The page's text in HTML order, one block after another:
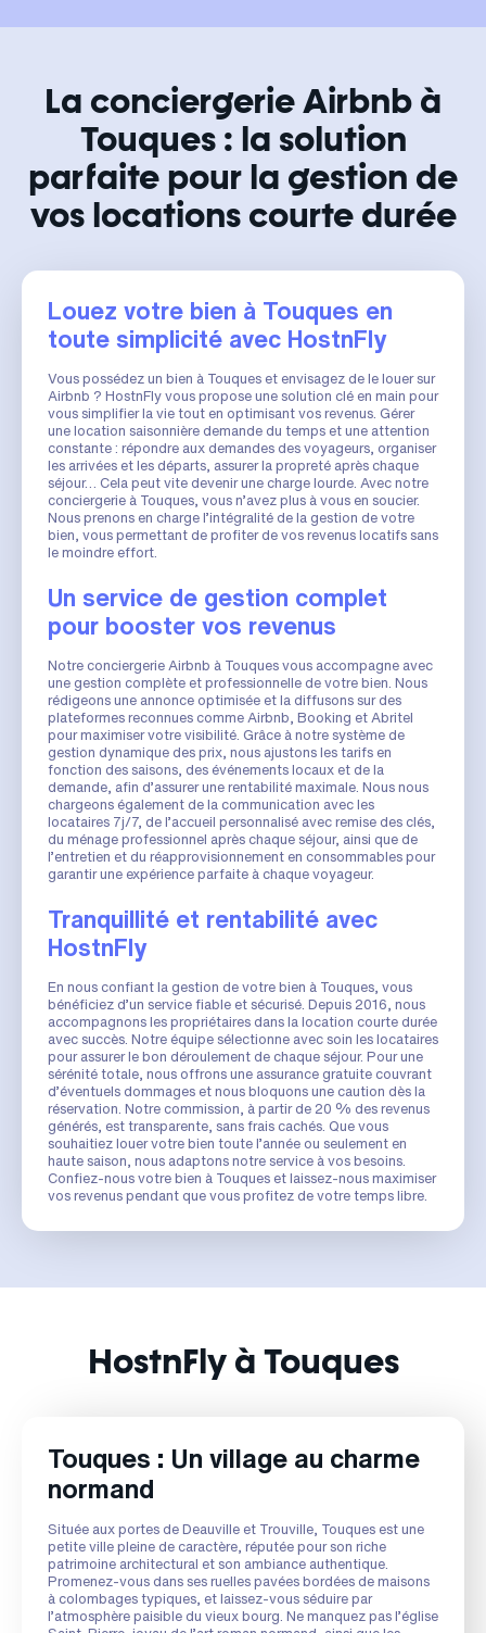
La conciergerie Airbnb à
Touques : la solution
parfaite pour la gestion de
vos locations courte durée
Louez votre bien à Touques en
toute simplicité avec HostnFly
Vous possédez un bien à Touques et envisagez de le louer sur
Airbnb ? HostnFly vous propose une solution clé en main pour
vous simplifier la vie tout en optimisant vos revenus. Gérer
une location saisonnière demande du temps et une attention
constante : répondre aux demandes des voyageurs, organiser
les arrivées et les départs, assurer la propreté après chaque
séjour… Cela peut vite devenir une charge lourde. Avec notre
conciergerie à Touques, vous n’avez plus à vous en soucier.
Nous prenons en charge l’intégralité de la gestion de votre
bien, vous permettant de profiter de vos revenus locatifs sans
le moindre effort.
Un service de gestion complet
pour booster vos revenus
Notre conciergerie Airbnb à Touques vous accompagne avec
une gestion complète et professionnelle de votre bien. Nous
rédigeons une annonce optimisée et la diffusons sur des
plateformes reconnues comme Airbnb, Booking et Abritel
pour maximiser votre visibilité. Grâce à notre système de
gestion dynamique des prix, nous ajustons les tarifs en
fonction des saisons, des événements locaux et de la
demande, afin d’assurer une rentabilité maximale. Nous nous
chargeons également de la communication avec les
locataires 7j/7, de l’accueil personnalisé avec remise des clés,
du ménage professionnel après chaque séjour, ainsi que de
l’entretien et du réapprovisionnement en consommables pour
garantir une expérience parfaite à chaque voyageur.
Tranquillité et rentabilité avec
HostnFly
En nous confiant la gestion de votre bien à Touques, vous
bénéficiez d’un service fiable et sécurisé. Depuis 2016, nous
accompagnons les propriétaires dans la location courte durée
avec succès. Notre équipe sélectionne avec soin les locataires
pour assurer le bon déroulement de chaque séjour. Pour une
sérénité totale, nous offrons une assurance gratuite couvrant
d’éventuels dommages et nous bloquons une caution dès la
réservation. Notre commission, à partir de 20 % des revenus
générés, est transparente, sans frais cachés. Que vous
souhaitiez louer votre bien toute l’année ou seulement en
haute saison, nous adaptons notre service à vos besoins.
Confiez-nous votre bien à Touques et laissez-nous maximiser
vos revenus pendant que vous profitez de votre temps libre.
HostnFly à Touques
Touques : Un village au charme
normand
Située aux portes de Deauville et Trouville, Touques est une
petite ville pleine de caractère, réputée pour son riche
patrimoine architectural et son ambiance authentique.
Promenez-vous dans ses ruelles pavées bordées de maisons
à colombages typiques, et laissez-vous séduire par
l’atmosphère paisible du vieux bourg. Ne manquez pas l’église